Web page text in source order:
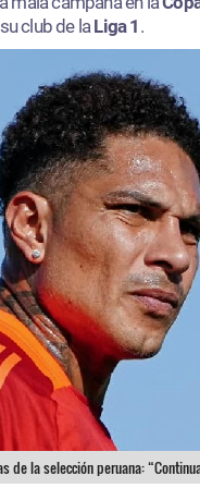
club de laLiga 1 .
de la selección peruana: